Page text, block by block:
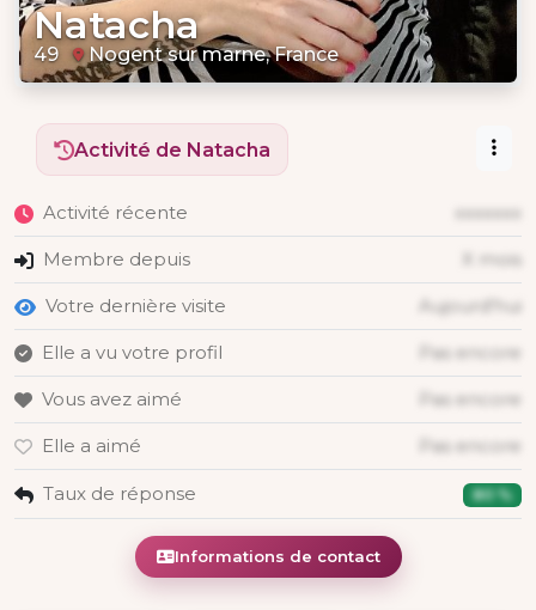
Natacha
49 Nogent sur marne, France
Activité de Natacha
Activité récente xxxxxxx
Membre depuis X mois
Votre dernière visite Aujourd'hui
Elle a vu votre profil Pas encore
Vous avez aimé Pas encore
Elle a aimé Pas encore
Taux de réponse 80 %
Informations de contact